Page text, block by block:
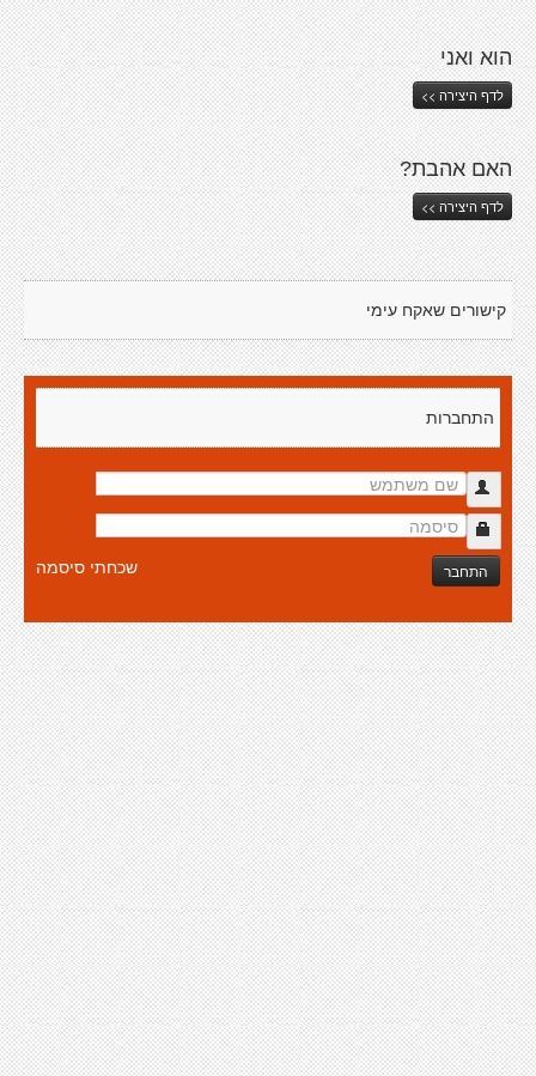
הוא ואני
לדף היצירה >>
האם אהבת?
לדף היצירה >>
קישורים שאקח עימי
התחברות
התחבר שכחתי סיסמה